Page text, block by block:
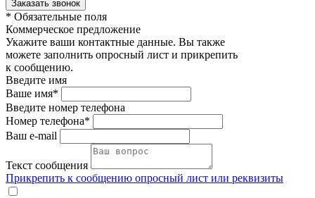
* Обязательные поля
Коммерческое предложение
Укажите ваши контактные данные. Вы также
можете заполнить опросный лист и прикрепить
к сообщению.
Введите имя
Ваше имя*
Введите номер телефона
Номер телефона*
Ваш e-mail
Текст сообщения
Прикрепить к сообщению опросный лист или реквизиты